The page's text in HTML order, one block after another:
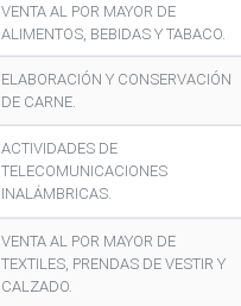
VENTA AL POR MAYOR DE
ALIMENTOS, BEBIDAS Y TABACO.
ELABORACIÓN Y CONSERVACIÓN
DE CARNE.
ACTIVIDADES DE
TELECOMUNICACIONES
INALÁMBRICAS.
VENTA AL POR MAYOR DE
TEXTILES, PRENDAS DE VESTIR Y
CALZADO.